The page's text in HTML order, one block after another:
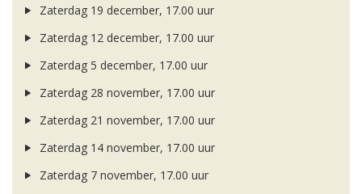
Zaterdag 19 december, 17.00 uur
Zaterdag 12 december, 17.00 uur
Zaterdag 5 december, 17.00 uur
Zaterdag 28 november, 17.00 uur
Zaterdag 21 november, 17.00 uur
Zaterdag 14 november, 17.00 uur
Zaterdag 7 november, 17.00 uur